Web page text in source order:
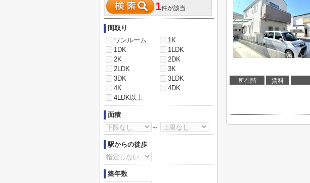
所在階 賃料
1件が該当
間取り
ワンルーム
1K
1DK
1LDK
2K
2DK
2LDK
3K
3DK
3LDK
4K
4DK
4LDK以上
面積
～
駅からの徒歩
築年数